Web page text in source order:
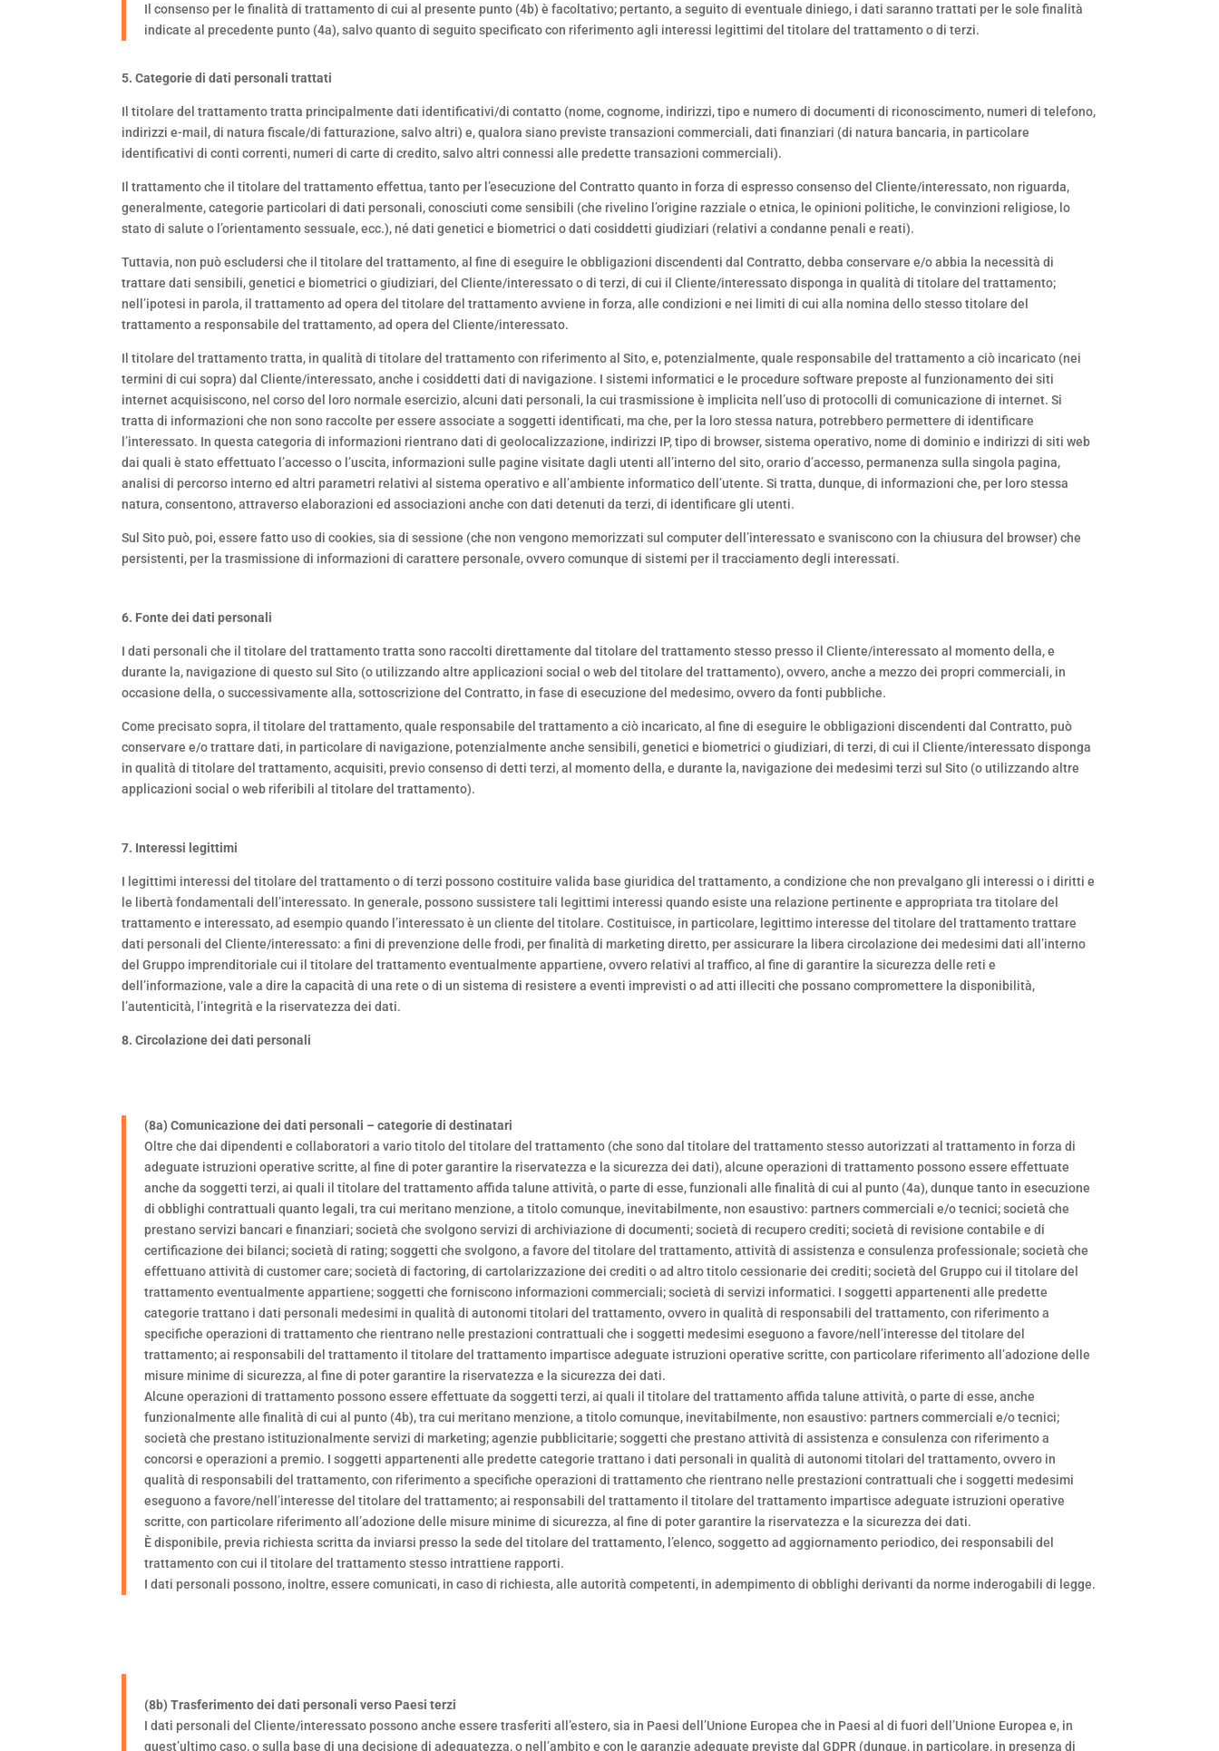
Il consenso per le finalità di trattamento di cui al presente punto (4b) è facoltativo; pertanto, a seguito di eventuale diniego, i dati saranno trattati per le sole finalità
indicate al precedente punto (4a), salvo quanto di seguito specificato con riferimento agli interessi legittimi del titolare del trattamento o di terzi.
5. Categorie di dati personali trattati
Il titolare del trattamento tratta principalmente dati identificativi/di contatto (nome, cognome, indirizzi, tipo e numero di documenti di riconoscimento, numeri di telefono,
indirizzi e-mail, di natura fiscale/di fatturazione, salvo altri) e, qualora siano previste transazioni commerciali, dati finanziari (di natura bancaria, in particolare
identificativi di conti correnti, numeri di carte di credito, salvo altri connessi alle predette transazioni commerciali).
Il trattamento che il titolare del trattamento effettua, tanto per l’esecuzione del Contratto quanto in forza di espresso consenso del Cliente/interessato, non riguarda,
generalmente, categorie particolari di dati personali, conosciuti come sensibili (che rivelino l’origine razziale o etnica, le opinioni politiche, le convinzioni religiose, lo
stato di salute o l’orientamento sessuale, ecc.), né dati genetici e biometrici o dati cosiddetti giudiziari (relativi a condanne penali e reati).
Tuttavia, non può escludersi che il titolare del trattamento, al fine di eseguire le obbligazioni discendenti dal Contratto, debba conservare e/o abbia la necessità di
trattare dati sensibili, genetici e biometrici o giudiziari, del Cliente/interessato o di terzi, di cui il Cliente/interessato disponga in qualità di titolare del trattamento;
nell’ipotesi in parola, il trattamento ad opera del titolare del trattamento avviene in forza, alle condizioni e nei limiti di cui alla nomina dello stesso titolare del
trattamento a responsabile del trattamento, ad opera del Cliente/interessato.
Il titolare del trattamento tratta, in qualità di titolare del trattamento con riferimento al Sito, e, potenzialmente, quale responsabile del trattamento a ciò incaricato (nei
termini di cui sopra) dal Cliente/interessato, anche i cosiddetti dati di navigazione. I sistemi informatici e le procedure software preposte al funzionamento dei siti
internet acquisiscono, nel corso del loro normale esercizio, alcuni dati personali, la cui trasmissione è implicita nell’uso di protocolli di comunicazione di internet. Si
tratta di informazioni che non sono raccolte per essere associate a soggetti identificati, ma che, per la loro stessa natura, potrebbero permettere di identificare
l’interessato. In questa categoria di informazioni rientrano dati di geolocalizzazione, indirizzi IP, tipo di browser, sistema operativo, nome di dominio e indirizzi di siti web
dai quali è stato effettuato l’accesso o l’uscita, informazioni sulle pagine visitate dagli utenti all’interno del sito, orario d’accesso, permanenza sulla singola pagina,
analisi di percorso interno ed altri parametri relativi al sistema operativo e all’ambiente informatico dell’utente. Si tratta, dunque, di informazioni che, per loro stessa
natura, consentono, attraverso elaborazioni ed associazioni anche con dati detenuti da terzi, di identificare gli utenti.
Sul Sito può, poi, essere fatto uso di cookies, sia di sessione (che non vengono memorizzati sul computer dell’interessato e svaniscono con la chiusura del browser) che
persistenti, per la trasmissione di informazioni di carattere personale, ovvero comunque di sistemi per il tracciamento degli interessati.
6. Fonte dei dati personali
I dati personali che il titolare del trattamento tratta sono raccolti direttamente dal titolare del trattamento stesso presso il Cliente/interessato al momento della, e
durante la, navigazione di questo sul Sito (o utilizzando altre applicazioni social o web del titolare del trattamento), ovvero, anche a mezzo dei propri commerciali, in
occasione della, o successivamente alla, sottoscrizione del Contratto, in fase di esecuzione del medesimo, ovvero da fonti pubbliche.
Come precisato sopra, il titolare del trattamento, quale responsabile del trattamento a ciò incaricato, al fine di eseguire le obbligazioni discendenti dal Contratto, può
conservare e/o trattare dati, in particolare di navigazione, potenzialmente anche sensibili, genetici e biometrici o giudiziari, di terzi, di cui il Cliente/interessato disponga
in qualità di titolare del trattamento, acquisiti, previo consenso di detti terzi, al momento della, e durante la, navigazione dei medesimi terzi sul Sito (o utilizzando altre
applicazioni social o web riferibili al titolare del trattamento).
7. Interessi legittimi
I legittimi interessi del titolare del trattamento o di terzi possono costituire valida base giuridica del trattamento, a condizione che non prevalgano gli interessi o i diritti e
le libertà fondamentali dell’interessato. In generale, possono sussistere tali legittimi interessi quando esiste una relazione pertinente e appropriata tra titolare del
trattamento e interessato, ad esempio quando l’interessato è un cliente del titolare. Costituisce, in particolare, legittimo interesse del titolare del trattamento trattare
dati personali del Cliente/interessato: a fini di prevenzione delle frodi, per finalità di marketing diretto, per assicurare la libera circolazione dei medesimi dati all’interno
del Gruppo imprenditoriale cui il titolare del trattamento eventualmente appartiene, ovvero relativi al traffico, al fine di garantire la sicurezza delle reti e
dell’informazione, vale a dire la capacità di una rete o di un sistema di resistere a eventi imprevisti o ad atti illeciti che possano compromettere la disponibilità,
l’autenticità, l’integrità e la riservatezza dei dati.
8. Circolazione dei dati personali
(8a) Comunicazione dei dati personali – categorie di destinatari
Oltre che dai dipendenti e collaboratori a vario titolo del titolare del trattamento (che sono dal titolare del trattamento stesso autorizzati al trattamento in forza di
adeguate istruzioni operative scritte, al fine di poter garantire la riservatezza e la sicurezza dei dati), alcune operazioni di trattamento possono essere effettuate
anche da soggetti terzi, ai quali il titolare del trattamento affida talune attività, o parte di esse, funzionali alle finalità di cui al punto (4a), dunque tanto in esecuzione
di obblighi contrattuali quanto legali, tra cui meritano menzione, a titolo comunque, inevitabilmente, non esaustivo: partners commerciali e/o tecnici; società che
prestano servizi bancari e finanziari; società che svolgono servizi di archiviazione di documenti; società di recupero crediti; società di revisione contabile e di
certificazione dei bilanci; società di rating; soggetti che svolgono, a favore del titolare del trattamento, attività di assistenza e consulenza professionale; società che
effettuano attività di customer care; società di factoring, di cartolarizzazione dei crediti o ad altro titolo cessionarie dei crediti; società del Gruppo cui il titolare del
trattamento eventualmente appartiene; soggetti che forniscono informazioni commerciali; società di servizi informatici. I soggetti appartenenti alle predette
categorie trattano i dati personali medesimi in qualità di autonomi titolari del trattamento, ovvero in qualità di responsabili del trattamento, con riferimento a
specifiche operazioni di trattamento che rientrano nelle prestazioni contrattuali che i soggetti medesimi eseguono a favore/nell’interesse del titolare del
trattamento; ai responsabili del trattamento il titolare del trattamento impartisce adeguate istruzioni operative scritte, con particolare riferimento all’adozione delle
misure minime di sicurezza, al fine di poter garantire la riservatezza e la sicurezza dei dati.
Alcune operazioni di trattamento possono essere effettuate da soggetti terzi, ai quali il titolare del trattamento affida talune attività, o parte di esse, anche
funzionalmente alle finalità di cui al punto (4b), tra cui meritano menzione, a titolo comunque, inevitabilmente, non esaustivo: partners commerciali e/o tecnici;
società che prestano istituzionalmente servizi di marketing; agenzie pubblicitarie; soggetti che prestano attività di assistenza e consulenza con riferimento a
concorsi e operazioni a premio. I soggetti appartenenti alle predette categorie trattano i dati personali in qualità di autonomi titolari del trattamento, ovvero in
qualità di responsabili del trattamento, con riferimento a specifiche operazioni di trattamento che rientrano nelle prestazioni contrattuali che i soggetti medesimi
eseguono a favore/nell’interesse del titolare del trattamento; ai responsabili del trattamento il titolare del trattamento impartisce adeguate istruzioni operative
scritte, con particolare riferimento all’adozione delle misure minime di sicurezza, al fine di poter garantire la riservatezza e la sicurezza dei dati.
È disponibile, previa richiesta scritta da inviarsi presso la sede del titolare del trattamento, l’elenco, soggetto ad aggiornamento periodico, dei responsabili del
trattamento con cui il titolare del trattamento stesso intrattiene rapporti.
I dati personali possono, inoltre, essere comunicati, in caso di richiesta, alle autorità competenti, in adempimento di obblighi derivanti da norme inderogabili di legge.
(8b) Trasferimento dei dati personali verso Paesi terzi
I dati personali del Cliente/interessato possono anche essere trasferiti all’estero, sia in Paesi dell’Unione Europea che in Paesi al di fuori dell’Unione Europea e, in
quest’ultimo caso, o sulla base di una decisione di adeguatezza, o nell’ambito e con le garanzie adeguate previste dal GDPR (dunque, in particolare, in presenza di